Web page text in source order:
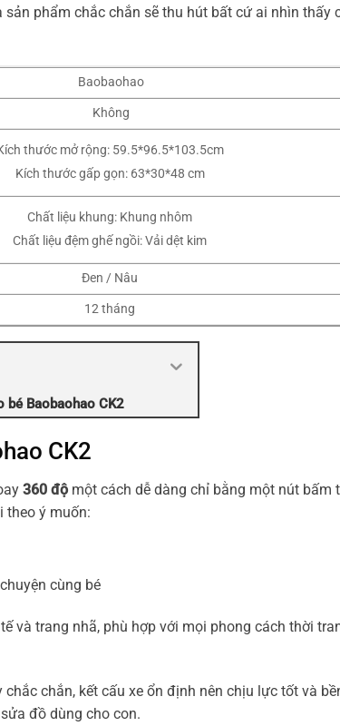
phẩm chắc chắn sẽ thu hút bất cứ ai nhìn thấy
Baobaohao
Không
thước mở rộng: 59.5*96.5*103.5cm
Kích thước gấp gọn: 63*30*48 cm
Chất liệu khung: Khung nhôm
Chất liệu đệm ghế ngồi: Vải dệt kim
Đen / Nâu
12 tháng
bé Baobaohao CK2
CK2
360 độ một cách dễ dàng chỉ bằng một nút bấm
theo ý muốn:
cùng bé
và trang nhã, phù hợp với mọi phong cách thời
chắn, kết cấu xe ổn định nên chịu lực tốt và
đồ dùng cho con.